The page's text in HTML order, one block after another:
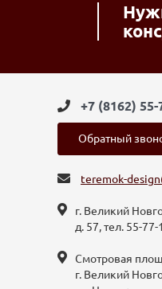
+7 (8162) 55-
Обратный
teremok-
г. Великий
д. 57, тел. 55-77-
Смотровая
г. Великий